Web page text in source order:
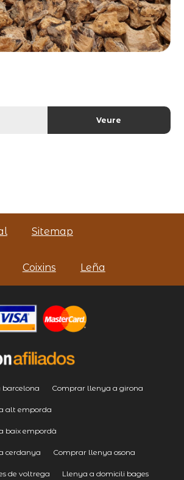
Veure
Sitemap
Coixins Leña
Comprar llenya a girona
alt emporda
baix empordà
cerdanya Comprar llenya osona
de voltrega Llenya a domicili bages